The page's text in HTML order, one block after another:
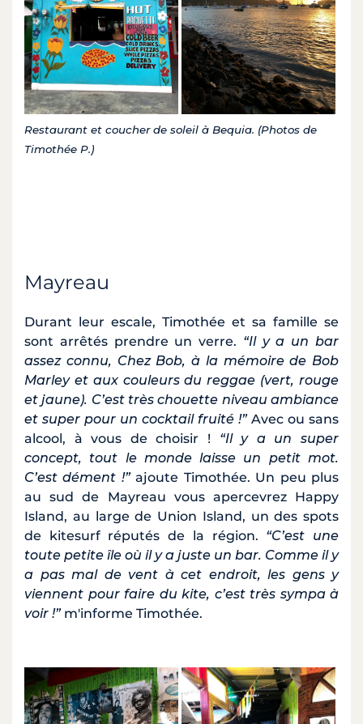
Restaurant et coucher de soleil à Bequia. (Photos de
Timothée P.)
Mayreau
Durant leur escale, Timothée et sa famille se
sont arrêtés prendre un verre. “Il y a un bar
assez connu, Chez Bob, à la mémoire de Bob
Marley et aux couleurs du reggae (vert, rouge
et jaune). C’est très chouette niveau ambiance
et super pour un cocktail fruité !”Avec ou sans
alcool, à vous de choisir ! “Il y a un super
concept, tout le monde laisse un petit mot.
C’est dément !”ajoute Timothée. Un peu plus
au sud de Mayreau vous apercevrez Happy
Island, au large de Union Island, un des spots
de kitesurf réputés de la région. “C’est une
toute petite île où il y a juste un bar. Comme il y
a pas mal de vent à cet endroit, les gens y
viennent pour faire du kite, c’est très sympa à
voir !”m'informe Timothée.